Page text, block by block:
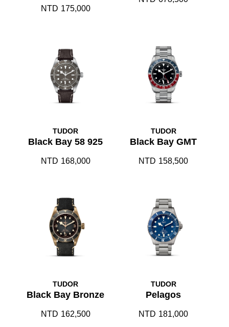
NTD 175,000
TUDOR
Black Bay 58 925
NTD 168,000
TUDOR
Black Bay GMT
NTD 158,500
TUDOR
Black Bay Bronze
NTD 162,500
TUDOR
Pelagos
NTD 181,000